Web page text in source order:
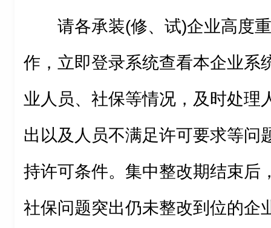
请各承装(修、试)企业高度
作，立即登录系统查看本企业系
业人员、社保等情况，及时处理
出以及人员不满足许可要求等问
持许可条件。集中整改期结束后
社保问题突出仍未整改到位的企